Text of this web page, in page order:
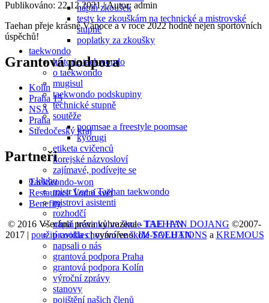
náplň zkoušek
testy ke zkouškám na technické a mistrovské
stupně
poplatky za zkoušky
taekwondo
historie taekwondo
o taekwondo
mugisul
taekwondo podskupiny
technické stupně
soutěže
poomsae a freestyle poomsae
kyorugi
etiketa cvičenců
korejské názvosloví
zajímavé, podívejte se
o klubu
mistr Lee a Taehan taekwondo
mistrovi asistenti
rozhodčí
náplň tréninků ve škole TAEHAN
pravidla chování ve škole TAEHAN
napsali o nás
grantová podpora Praha
grantová podpora Kolín
výroční zprávy
stanovy
pojištění našich členů
Publikováno: 22.12.2021| Autor: admin
Taehan přeje krásné Vánoce a v roce 2022 hodně nejen sportovních
úspěchů!
Grantová podpora
Kolín
Praha 15
NSA
Praha
Středočeský kraj
Partneři
Taekwondo-won
Restaurace Vodní svět
Benefity
© 2016 Všechna práva vyhrazena -TAE HAN DOJANG ©2007-
2017 | použití cookies| vytvořeno:IM-SOLUTIONS a KREMOUS